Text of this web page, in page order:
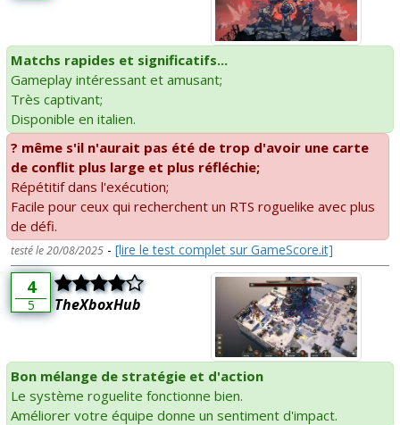
Matchs rapides et significatifs...
Gameplay intéressant et amusant;
Très captivant;
Disponible en italien.
? même s'il n'aurait pas été de trop d'avoir une carte
de conflit plus large et plus réfléchie;
Répétitif dans l'exécution;
Facile pour ceux qui recherchent un RTS roguelike avec plus
de défi.
testé le 20/08/2025 - [lire le test complet sur GameScore.it]
4
5 TheXboxHub
Bon mélange de stratégie et d'action
Le système roguelite fonctionne bien.
Améliorer votre équipe donne un sentiment d'impact.